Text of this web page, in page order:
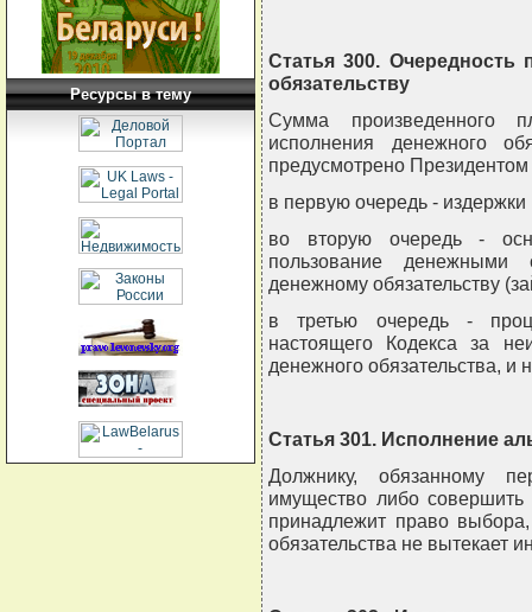
Ресурсы в тему
Статья 300. Очередность
обязательству
Сумма произведенного
исполнения денежного
предусмотрено
в первую очередь -
во вторую очередь -
пользование денежными
денежному обязательству
в третью очередь -
настоящего Кодекса за
денежного обязательства, и
Статья 301. Исполнение
Должнику, обязанному
имущество либо совершить
принадлежит право
обязательства не вытекает